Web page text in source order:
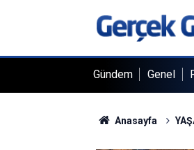
Gündem Genel
Anasayfa